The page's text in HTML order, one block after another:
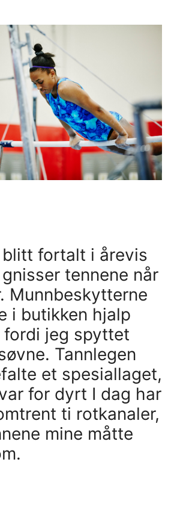
blitt fortalt i årevis
tennene når
Munnbeskytterne
i butikken hjalp
fordi jeg spyttet
Tannlegen
et spesiallaget,
for dyrt I dag har
ti rotkanaler,
mine måtte